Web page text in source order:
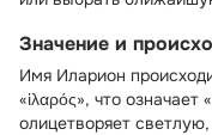
Значение и
Имя Иларион
«ἱλαρός», что
олицетворяет